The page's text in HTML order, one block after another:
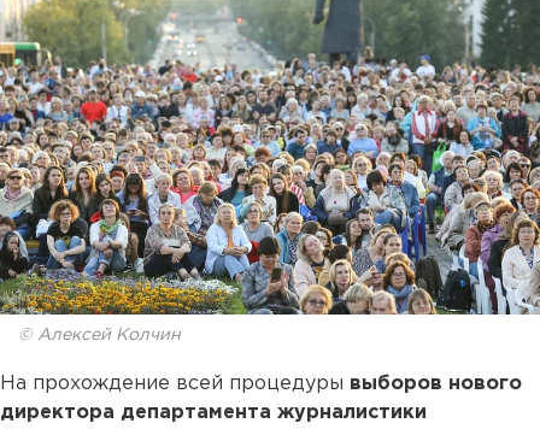
© Алексей Колчин
На прохождение всей процедуры выборов нового
директора департамента журналистики